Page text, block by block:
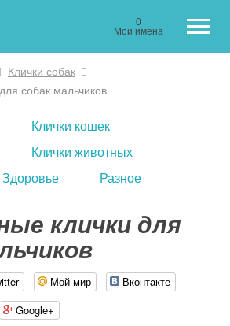
0
Мои имена
Клички собак
собак мальчиков
Клички кошек
Клички животных
Здоровье Разное
клички для
Мой мир
Вконтакте
Google+